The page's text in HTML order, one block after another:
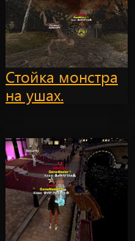
Стойка монстра
на ушах.